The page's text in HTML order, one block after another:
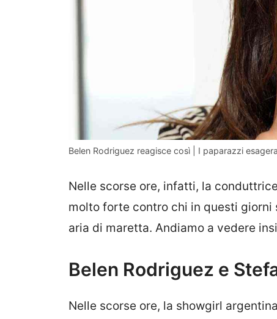
Belen Rodriguez reagisce così | I paparazzi
Nelle scorse ore, infatti, la
molto forte contro chi in questi giorni
aria di maretta. Andiamo a vedere
Belen Rodriguez e
Nelle scorse ore, la showgirl